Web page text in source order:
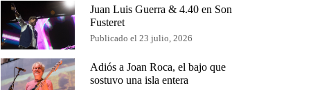
Juan Luis Guerra & 4.40 en Son
Fusteret
Publicado el 23 julio, 2026
Adiós a Joan Roca, el bajo que
sostuvo una isla entera